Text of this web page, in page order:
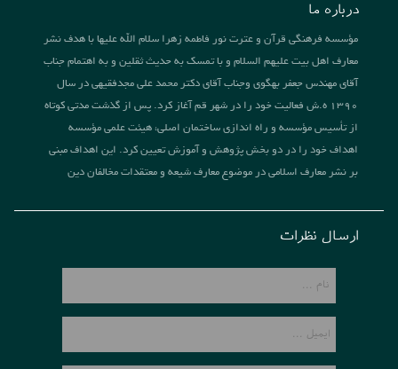
درباره ما
مؤسسه فرهنگی قرآن و عترت نور فاطمه زهرا سلام الله علیها با هدف نشر
معارف اهل بیت علیهم السلام و با تمسک به حدیث ثقلین و به اهتمام جناب
آقای مهندس جعفر بهگوی وجناب آقای دکتر محمد علی مجدفقیهی در سال
1390 ه.ش فعالیت خود را در شهر قم آغاز کرد. پس از گذشت مدتی کوتاه
از تأسیس مؤسسه و راه اندازی ساختمان اصلی، هیئت علمی مؤسسه
اهداف خود را در دو بخش پژوهش و آموزش تعیین کرد. این اهداف مبنی
بر نشر معارف اسلامی در موضوع معارف شیعه و معتقدات مخالفان دین
ارسال نظرات